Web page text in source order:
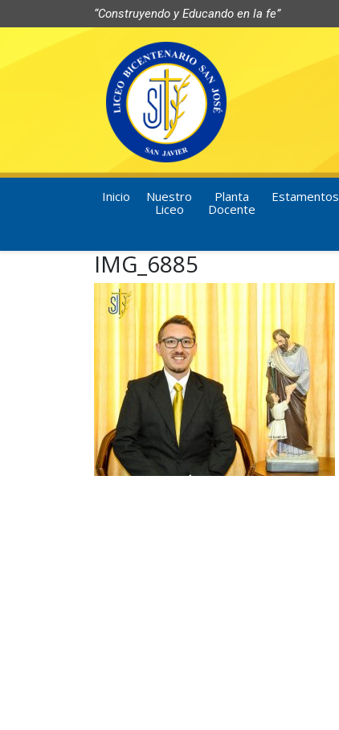
“Construyendo y Educando en la fe”
Inicio
Nuestro
Liceo
Planta
Docente
Estamentos
IMG_6885